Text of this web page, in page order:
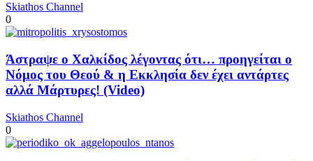
Skiathos Channel
0
Άστραψε ο Χαλκίδος λέγοντας ότι… προηγείται ο
Νόμος του Θεού & η Εκκλησία δεν έχει αντάρτες
αλλά Μάρτυρες! (Video)
Skiathos Channel
0